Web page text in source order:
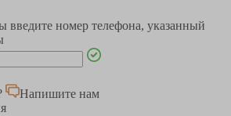
введите номер телефона, указанный
Напишите нам